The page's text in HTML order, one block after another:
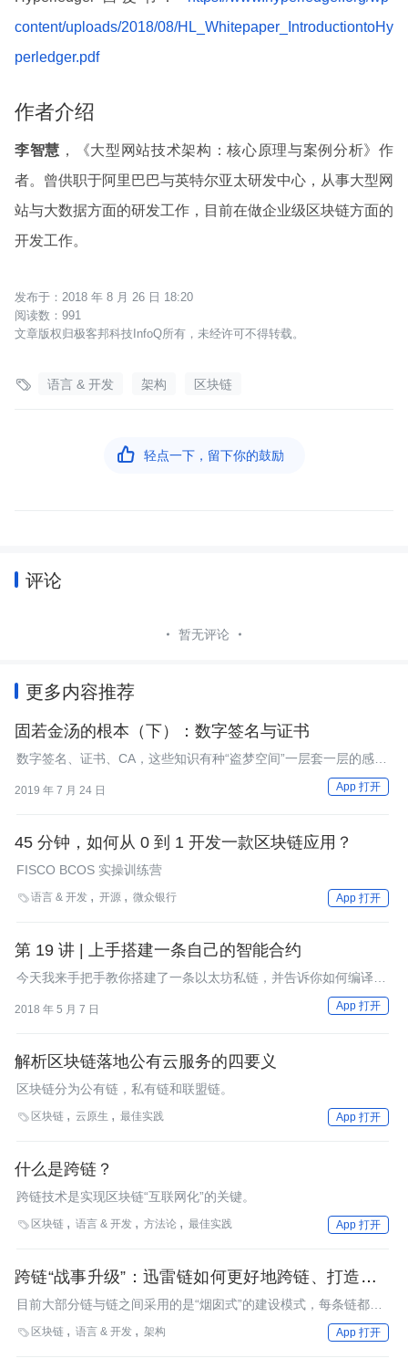
content/uploads/2018/08/HL_Whitepaper_IntroductiontoHy
perledger.pdf
作者介绍
李智慧 ，《大型网站技术架构：核心原理与案例分析》作
者。曾供职于阿里巴巴与英特尔亚太研发中心，从事大型网
站与大数据方面的研发工作，目前在做企业级区块链方面的
开发工作。
2018 年 8 月 26 日 18:20
991
文章版权归极客邦科技InfoQ所有，未经许可不得转载。
 语言 & 开发 架构 区块链
 轻点一下，留下你的鼓励
评论
暂无评论
更多内容推荐
固若金汤的根本（下）：数字签名与证书
数字签名、证书、CA，这些知识有种“盗梦空间”一层套一层的感
2019 年 7 月 24 日 App 打开
45 分钟，如何从 0 到 1 开发一款区块链应用？
FISCO BCOS 实操训练营
语言 & 开发 开源 微众银行 App 打开
第 19 讲 | 上手搭建一条自己的智能合约
今天我来手把手教你搭建了一条以太坊私链，并告诉你如何编译和
2018 年 5 月 7 日 App 打开
解析区块链落地公有云服务的四要义
区块链分为公有链，私有链和联盟链。
 区块链 云原生 最佳实践 App 打开
什么是跨链？
跨链技术是实现区块链“互联网化”的关键。
 区块链 语言 & 开发 方法论 最佳实践 App 打开
跨链“战事升级”：迅雷链如何更好地跨链、打造信任
协作？
目前大部分链与链之间采用的是“烟囱式”的建设模式，每条链都是
独立、垂直、封闭的体系，数据本身蕴藏的信息和价值无法自由快
速流通，生态无法对接，严重制约了区块链行业的整体发展。
 区块链 语言 & 开发 架构 App 打开